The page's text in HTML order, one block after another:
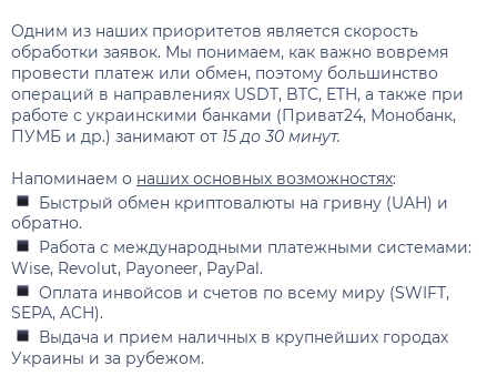
Одним из наших приоритетов является скорость
обработки заявок. Мы понимаем, как важно вовремя
провести платеж или обмен, поэтому большинство
операций в направлениях USDT, BTC, ETH, а также при
работе с украинскими банками (Приват24, Монобанк,
ПУМБ и др.) занимают от 15 до 30 минут.
Напоминаем о наших основных возможностях:
Быстрый обмен криптовалюты на гривну (UAH) и
обратно.
Работа с международными платежными системами:
Wise, Revolut, Payoneer, PayPal.
Оплата инвойсов и счетов по всему миру (SWIFT,
SEPA, ACH).
Выдача и прием наличных в крупнейших городах
Украины и за рубежом.